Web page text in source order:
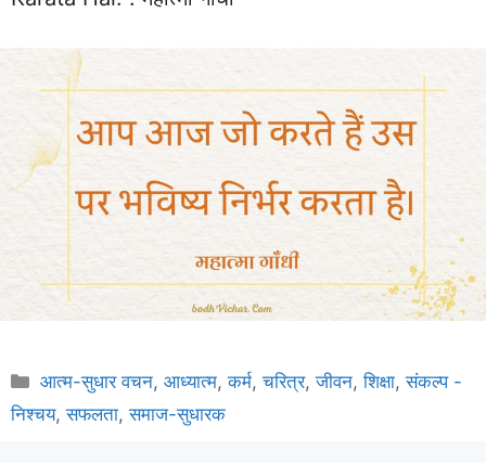
Categories
आत्म-सुधार वचन,आध्यात्म,कर्म,चरित्र,जीवन,शिक्षा,संकल्प -
निश्चय,सफलता,समाज-सुधारक